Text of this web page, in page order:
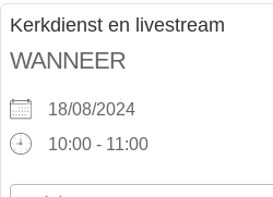
Kerkdienst en livestream
WANNEER
18/08/2024
10:00 - 11:00